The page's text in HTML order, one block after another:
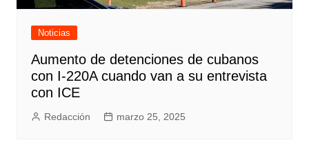
Noticias
Aumento de detenciones de cubanos
con I-220A cuando van a su entrevista
con ICE
Redacción marzo 25, 2025